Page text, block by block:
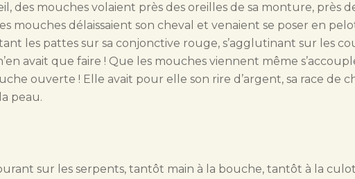
des mouches volaient près des oreilles de sa monture, près
mouches délaissaient son cheval et venaient se poser en
les pattes sur sa conjonctive rouge, s’agglutinant sur les
avait que faire ! Que les mouches viennent même
ouverte ! Elle avait pour elle son rire d’argent, sa race de
peau.
sur les serpents, tantôt main à la bouche, tantôt à la